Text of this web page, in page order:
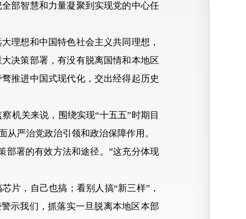
部智慧和力量凝聚到实现党的中心任
想和中国特色社会主义共同理想，
决策部署，有没有脱离国情和本地区
推进中国式现代化，交出经得起历史
关来说，围绕实现“十五五”时期目
严治党政治引领和政治保障作用。
署的有效方法和途径。”这充分体现
，自己也搞；看别人搞“新三样”，
示我们，抓落实一旦脱离本地区本部